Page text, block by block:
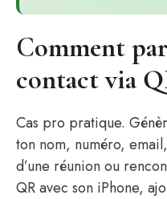
Comment
contact via
Cas pro pratique.
ton nom, numéro,
d’une réunion ou
QR avec son iPhone,